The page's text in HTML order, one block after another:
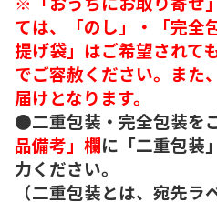
ては、「のし」・「完全
提げ袋」はご希望されて
でご容赦ください。また
届けとなります。
●二重包装・完全包装を
品備考」欄に「二重包装
力ください。
（二重包装とは、宛先ラ